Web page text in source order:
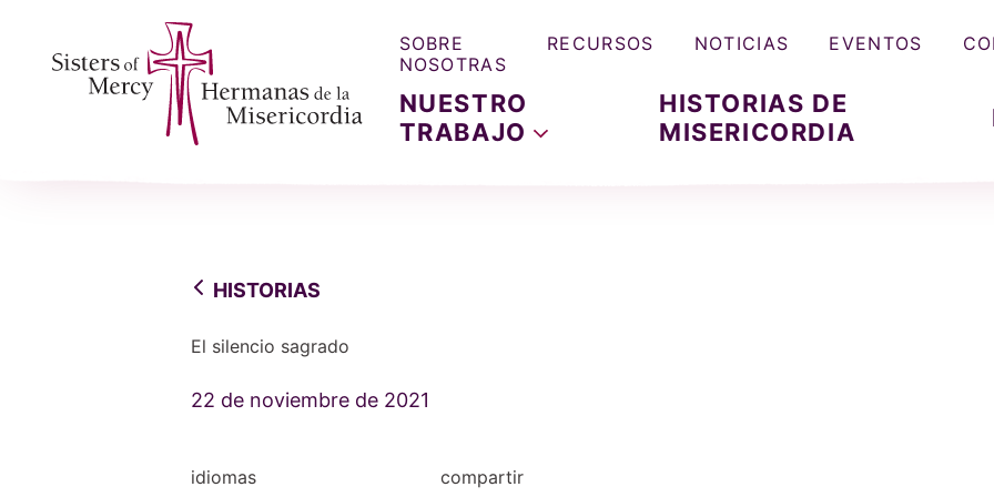
NUESTRO
TRABAJO
HISTORIAS DE
MISERICORDIA
SOBRE
NOSOTRAS
RECURSOS NOTICIAS EVENTOS
HISTORIAS
El silencio sagrado
22 de noviembre de 2021
idiomas compartir